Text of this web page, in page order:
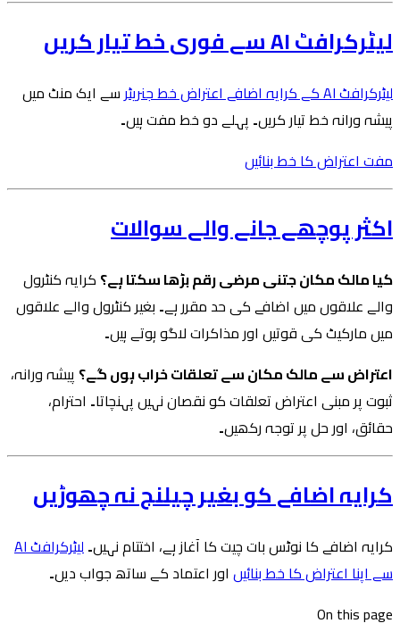
لیٹرکرافٹ AI سے فوری خط تیار کریں
لیٹرکرافٹ AI کے کرایہ اضافے اعتراض خط جنریٹر
سے ایک منٹ میں
پیشہ ورانہ خط تیار کریں۔ پہلے دو خط مفت ہیں۔
مفت اعتراض کا خط بنائیں
اکثر پوچھے جانے والے سوالات
کیا مالک مکان جتنی مرضی رقم بڑھا سکتا ہے؟ کرایہ کنٹرول
والے علاقوں میں اضافے کی حد مقرر ہے۔ بغیر کنٹرول والے علاقوں
میں مارکیٹ کی قوتیں اور مذاکرات لاگو ہوتے ہیں۔
اعتراض سے مالک مکان سے تعلقات خراب ہوں گے؟ پیشہ ورانہ،
ثبوت پر مبنی اعتراض تعلقات کو نقصان نہیں پہنچاتا۔ احترام،
حقائق، اور حل پر توجہ رکھیں۔
کرایہ اضافے کو بغیر چیلنج نہ چھوڑیں
کرایہ اضافے کا نوٹس بات چیت کا آغاز ہے، اختتام نہیں۔
لیٹرکرافٹ AI
سے اپنا اعتراض کا خط بنائیں اور اعتماد کے ساتھ جواب دیں۔
On this page